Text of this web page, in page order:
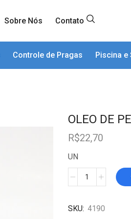
Sobre Nós Contato
Controle de Pragas Piscina e
OLEO DE
R$22,70
UN
SKU: 4190